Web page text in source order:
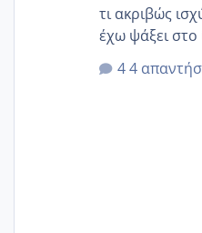
τι ακριβώς
έχω ψάξει στο
ότι το
δίδακτρα και
4